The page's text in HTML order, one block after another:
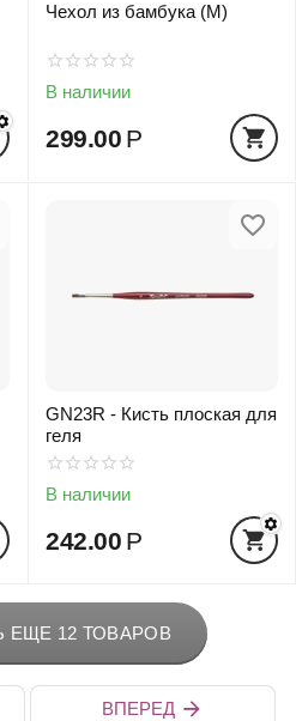
Чехол из бамбука (М)
В наличии
299.00 Р
GN23R - Кисть плоская для
геля
В наличии
242.00 Р
ЕЩЕ 12 ТОВАРОВ
ВПЕРЕД